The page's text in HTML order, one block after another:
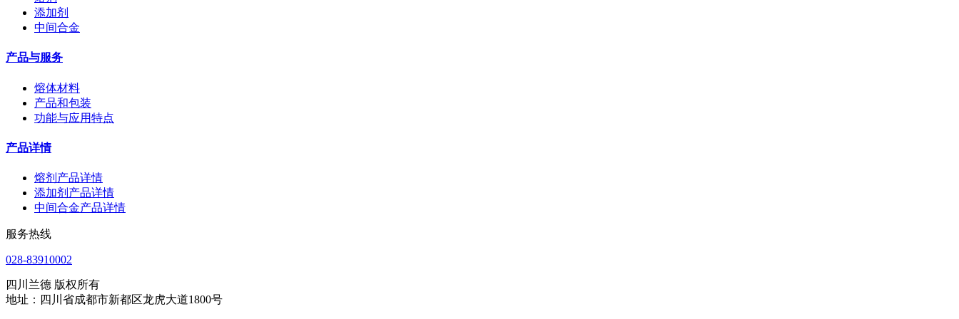
添加剂
中间合金
产品与服务
熔体材料
产品和包装
功能与应用特点
产品详情
熔剂产品详情
添加剂产品详情
中间合金产品详情
服务热线
028-83910002
四川兰德 版权所有
地址：四川省成都市新都区龙虎大道1800号